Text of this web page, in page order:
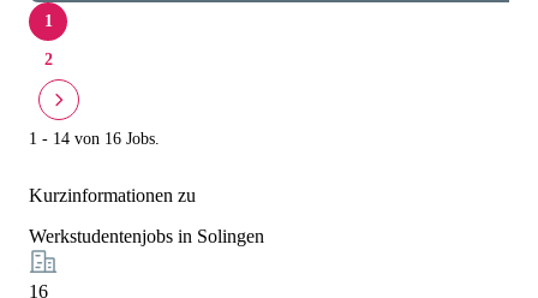
1
2
1 - 14 von 16 Jobs.
Kurzinformationen zu
Werkstudentenjobs in Solingen
16